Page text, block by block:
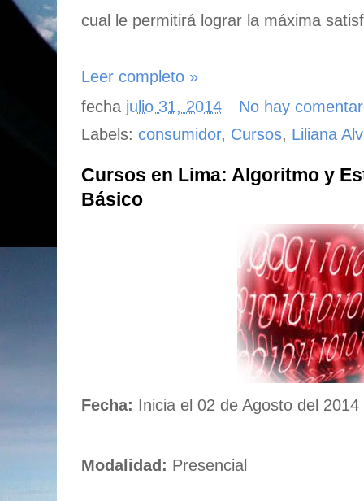
cual le permitirá lograr la máxima
Leer completo »
fecha julio 31, 2014
No hay
Labels: consumidor, Cursos, Liliana
Cursos en Lima: Algoritmo y
Básico
Fecha: Inicia el 02 de Agosto del 2014
Modalidad: Presencial